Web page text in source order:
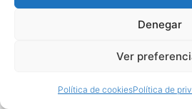
Denegar
Ver
Política de cookiesPolítica de